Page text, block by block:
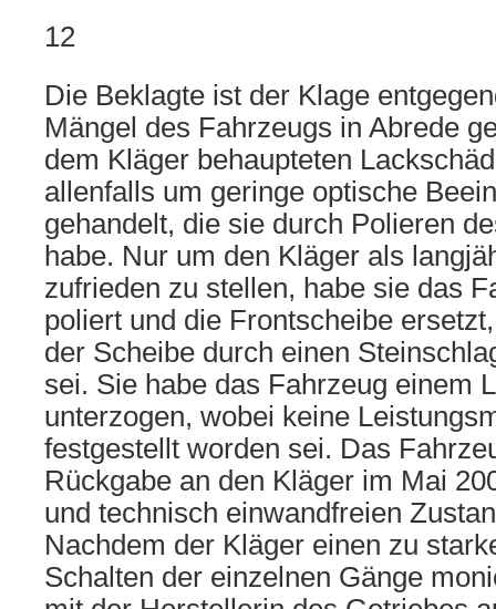
12
Die Beklagte ist der Klage
Mängel des Fahrzeugs in Abrede
dem Kläger behaupteten
allenfalls um geringe optische
gehandelt, die sie durch Polieren
habe. Nur um den Kläger als
zufrieden zu stellen, habe sie das
poliert und die Frontscheibe
der Scheibe durch einen
sei. Sie habe das Fahrzeug einem
unterzogen, wobei keine
festgestellt worden sei. Das
Rückgabe an den Kläger im Mai
und technisch einwandfreien
Nachdem der Kläger einen zu
Schalten der einzelnen Gänge